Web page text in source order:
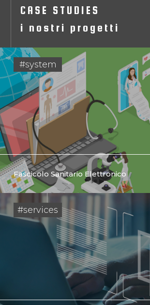
CASE STUDIES
i nostri progetti
#system
Fascicolo Sanitario Elettronico
#services